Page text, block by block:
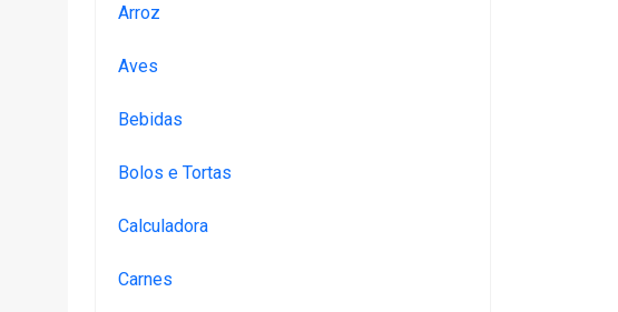
Arroz
Aves
Bebidas
Bolos e Tortas
Calculadora
Carnes